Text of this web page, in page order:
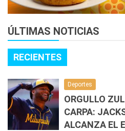
ÚLTIMAS NOTICIAS
RECIENTES
Deportes
ORGULLO
CARPA:
ALCANZA EL